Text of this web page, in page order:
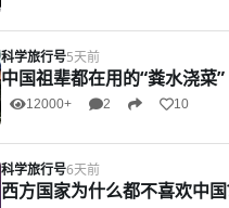
科学旅行号5天前
中国祖辈都在用的“粪水浇菜
12000+ 2 10
科学旅行号6天前
西方国家为什么都不喜欢中